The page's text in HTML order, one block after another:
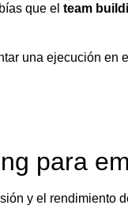
que el team
una ejecución en
para
y el rendimiento